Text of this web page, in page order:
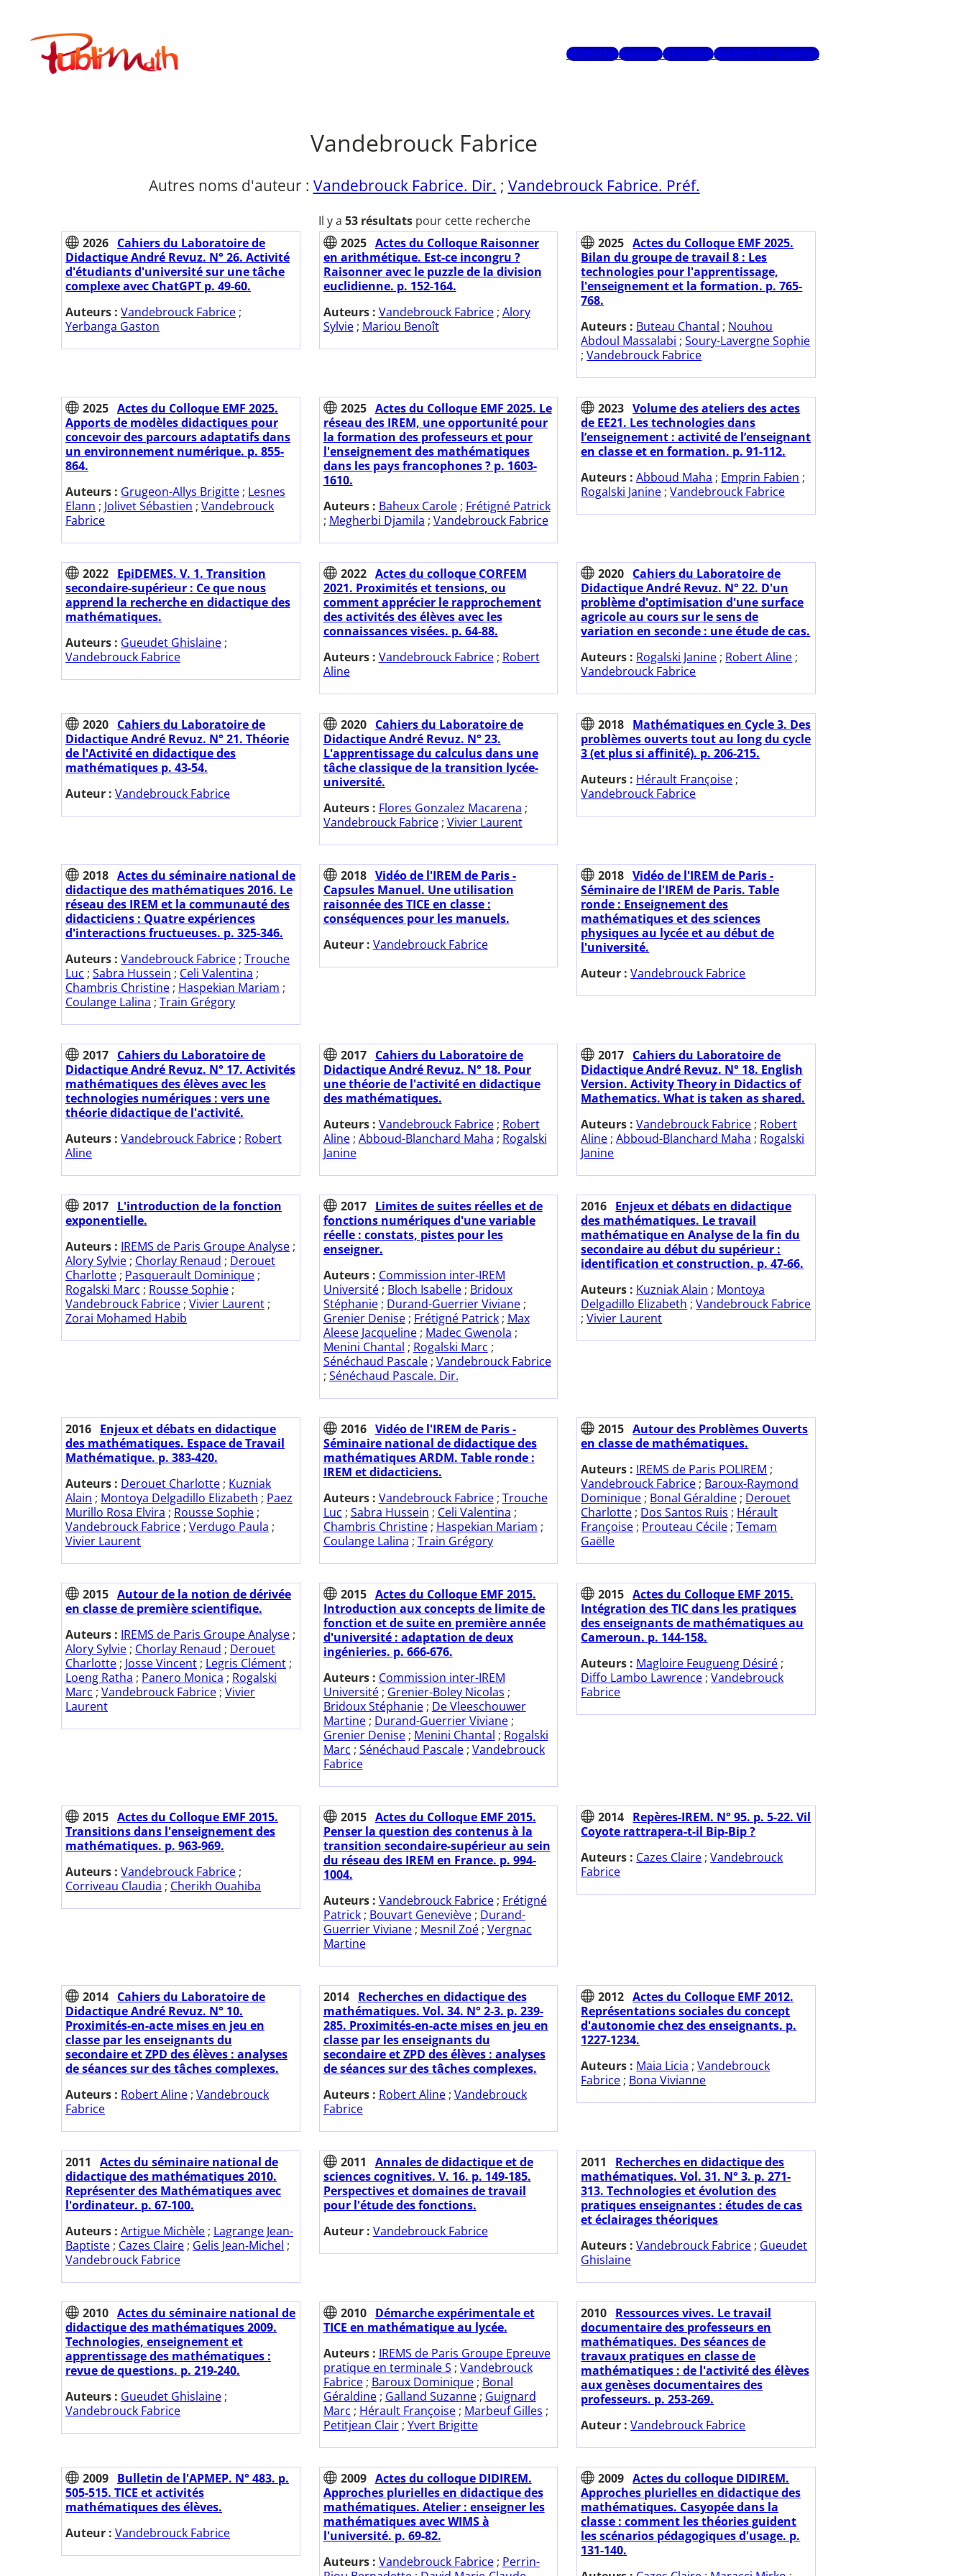
contenuPublimath
Mots-clésAuteursGlossaireRecherche avancée
Vandebrouck Fabrice
Autres noms d'auteur : Vandebrouck Fabrice. Dir. ; Vandebrouck Fabrice. Préf.
Il y a 53 résultatspour cette recherche
2026 Cahiers du Laboratoire de
Didactique André Revuz. N° 26. Activité
d'étudiants d'université sur une tâche
complexe avec ChatGPT p. 49-60.
Auteurs : Vandebrouck Fabrice ;
Yerbanga Gaston
2025 Actes du Colloque Raisonner
en arithmétique. Est-ce incongru ?
Raisonner avec le puzzle de la division
euclidienne. p. 152-164.
Auteurs : Vandebrouck Fabrice; Alory
Sylvie; Mariou Benoît
2025 Actes du Colloque EMF 2025.
Bilan du groupe de travail 8 : Les
technologies pour l'apprentissage,
l'enseignement et la formation. p. 765-
768.
Auteurs : Buteau Chantal ; Nouhou
Abdoul Massalabi ;Soury-Lavergne Sophie
;Vandebrouck Fabrice
2025 Actes du Colloque EMF 2025.
Apports de modèles didactiques pour
concevoir des parcours adaptatifs dans
un environnement numérique. p. 855-
864.
Auteurs : Grugeon-Allys Brigitte ; Lesnes
Elann ; Jolivet Sébastien ; Vandebrouck
Fabrice
2025 Actes du Colloque EMF 2025. Le
réseau des IREM, une opportunité pour
la formation des professeurs et pour
l'enseignement des mathématiques
dans les pays francophones ? p. 1603-
1610.
Auteurs : Baheux Carole; Frétigné Patrick
; Megherbi Djamila ; Vandebrouck Fabrice
2023 Volume des ateliers des actes
de EE21. Les technologies dans
l’enseignement : activité de l’enseignant
en classe et en formation. p. 91-112.
Auteurs :Abboud Maha ; Emprin Fabien ;
Rogalski Janine ;Vandebrouck Fabrice
2022 EpiDEMES. V. 1. Transition
secondaire-supérieur : Ce que nous
apprend la recherche en didactique des
mathématiques.
Auteurs : Gueudet Ghislaine ;
Vandebrouck Fabrice
2022 Actes du colloque CORFEM
2021. Proximités et tensions, ou
comment apprécier le rapprochement
des activités des élèves avec les
connaissances visées. p. 64-88.
Auteurs : Vandebrouck Fabrice; Robert
Aline
2020 Cahiers du Laboratoire de
Didactique André Revuz. N° 22. D'un
problème d'optimisation d'une surface
agricole au cours sur le sens de
variation en seconde : une étude de cas.
Auteurs : Rogalski Janine ; Robert Aline ;
Vandebrouck Fabrice
2020 Cahiers du Laboratoire de
Didactique André Revuz. N° 21. Théorie
de l'Activité en didactique des
mathématiques p. 43-54.
Auteur : Vandebrouck Fabrice
2020
Cahiers du Laboratoire de
Didactique André Revuz. N° 23.
L'apprentissage du calculus dans une
tâche classique de la transition lycée-
université.
Auteurs : Flores Gonzalez Macarena ;
Vandebrouck Fabrice; Vivier Laurent
2018 Mathématiques en Cycle 3. Des
problèmes ouverts tout au long du cycle
3 (et plus si affinité). p. 206-215.
Auteurs : Hérault Françoise ;
Vandebrouck Fabrice
2018 Actes du séminaire national de
didactique des mathématiques 2016. Le
réseau des IREM et la communauté des
didacticiens : Quatre expériences
d'interactions fructueuses. p. 325-346.
Auteurs : Vandebrouck Fabrice ; Trouche
Luc ; Sabra Hussein ; Celi Valentina ;
Chambris Christine ; Haspekian Mariam ;
Coulange Lalina ; Train Grégory
2018 Vidéo de l'IREM de Paris -
Capsules Manuel. Une utilisation
raisonnée des TICE en classe :
conséquences pour les manuels.
Auteur : Vandebrouck Fabrice
2018 Vidéo de l'IREM de Paris -
Séminaire de l'IREM de Paris. Table
ronde : Enseignement des
mathématiques et des sciences
physiques au lycée et au début de
l'université.
Auteur :Vandebrouck Fabrice
2017 Cahiers du Laboratoire de
Didactique André Revuz. N° 17. Activités
mathématiques des élèves avec les
technologies numériques : vers une
théorie didactique de l'activité.
Auteurs : Vandebrouck Fabrice ; Robert
Aline
2017
Cahiers du Laboratoire de
Didactique André Revuz. N° 18. Pour
une théorie de l'activité en didactique
des mathématiques.
Auteurs : Vandebrouck Fabrice; Robert
Aline; Abboud-Blanchard Maha ; Rogalski
Janine
2017 Cahiers du Laboratoire de
Didactique André Revuz. N° 18. English
Version. Activity Theory in Didactics of
Mathematics. What is taken as shared.
Auteurs :Vandebrouck Fabrice ; Robert
Aline ;Abboud-Blanchard Maha ; Rogalski
Janine
2017 L'introduction de la fonction
exponentielle.
Auteurs : IREMS de Paris Groupe Analyse ;
Alory Sylvie ; Chorlay Renaud ; Derouet
Charlotte ; Pasquerault Dominique ;
Rogalski Marc ; Rousse Sophie ;
Vandebrouck Fabrice ; Vivier Laurent ;
Zorai Mohamed Habib
2017
Limites de suites réelles et de
fonctions numériques d'une variable
réelle : constats, pistes pour les
enseigner.
Auteurs : Commission inter-IREM
Université; Bloch Isabelle; Bridoux
Stéphanie; Durand-Guerrier Viviane;
Grenier Denise; Frétigné Patrick; Max
Aleese Jacqueline; Madec Gwenola ;
Menini Chantal ; Rogalski Marc ;
Sénéchaud Pascale; Vandebrouck Fabrice
; Sénéchaud Pascale. Dir.
2016 Enjeux et débats en didactique
des mathématiques. Le travail
mathématique en Analyse de la fin du
secondaire au début du supérieur :
identification et construction. p. 47-66.
Auteurs : Kuzniak Alain ; Montoya
Delgadillo Elizabeth ;Vandebrouck Fabrice
;Vivier Laurent
2016 Enjeux et débats en didactique
des mathématiques. Espace de Travail
Mathématique. p. 383-420.
Auteurs : Derouet Charlotte ; Kuzniak
Alain ; Montoya Delgadillo Elizabeth ; Paez
Murillo Rosa Elvira ; Rousse Sophie ;
Vandebrouck Fabrice ; Verdugo Paula ;
Vivier Laurent
2016 Vidéo de l'IREM de Paris -
Séminaire national de didactique des
mathématiques ARDM. Table ronde :
IREM et didacticiens.
Auteurs : Vandebrouck Fabrice; Trouche
Luc ; Sabra Hussein ; Celi Valentina ;
Chambris Christine; Haspekian Mariam ;
Coulange Lalina ; Train Grégory
2015 Autour des Problèmes Ouverts
en classe de mathématiques.
Auteurs : IREMS de Paris POLIREM ;
Vandebrouck Fabrice ; Baroux-Raymond
Dominique ; Bonal Géraldine ; Derouet
Charlotte ; Dos Santos Ruis ; Hérault
Françoise ; Prouteau Cécile ;Temam
Gaëlle
2015 Autour de la notion de dérivée
en classe de première scientifique.
Auteurs : IREMS de Paris Groupe Analyse ;
Alory Sylvie ; Chorlay Renaud ; Derouet
Charlotte ; Josse Vincent ; Legris Clément ;
Loeng Ratha ; Panero Monica ; Rogalski
Marc ; Vandebrouck Fabrice ; Vivier
Laurent
2015 Actes du Colloque EMF 2015.
Introduction aux concepts de limite de
fonction et de suite en première année
d'université : adaptation de deux
ingénieries. p. 666-676.
Auteurs : Commission inter-IREM
Université; Grenier-Boley Nicolas ;
Bridoux Stéphanie; De Vleeschouwer
Martine; Durand-Guerrier Viviane;
Grenier Denise; Menini Chantal ; Rogalski
Marc ; Sénéchaud Pascale; Vandebrouck
Fabrice
2015 Actes du Colloque EMF 2015.
Intégration des TIC dans les pratiques
des enseignants de mathématiques au
Cameroun. p. 144-158.
Auteurs : Magloire Feugueng Désiré ;
Diffo Lambo Lawrence ;Vandebrouck
Fabrice
2015 Actes du Colloque EMF 2015.
Transitions dans l'enseignement des
mathématiques. p. 963-969.
Auteurs : Vandebrouck Fabrice ;
Corriveau Claudia ; Cherikh Ouahiba
2015 Actes du Colloque EMF 2015.
Penser la question des contenus à la
transition secondaire-supérieur au sein
du réseau des IREM en France. p. 994-
1004.
Auteurs : Vandebrouck Fabrice; Frétigné
Patrick; Bouvart Geneviève; Durand-
Guerrier Viviane; Mesnil Zoé; Vergnac
Martine
2014 Repères-IREM. N° 95. p. 5-22. Vil
Coyote rattrapera-t-il Bip-Bip ?
Auteurs : Cazes Claire ;Vandebrouck
Fabrice
2014 Cahiers du Laboratoire de
Didactique André Revuz. N° 10.
Proximités-en-acte mises en jeu en
classe par les enseignants du
secondaire et ZPD des élèves : analyses
de séances sur des tâches complexes.
Auteurs : Robert Aline ; Vandebrouck
Fabrice
2014
Recherches en didactique des
mathématiques. Vol. 34. N° 2-3. p. 239-
285. Proximités-en-acte mises en jeu en
classe par les enseignants du
secondaire et ZPD des élèves : analyses
de séances sur des tâches complexes.
Auteurs : Robert Aline; Vandebrouck
Fabrice
2012 Actes du Colloque EMF 2012.
Représentations sociales du concept
d'autonomie chez des enseignants. p.
1227-1234.
Auteurs : Maia Licia ;Vandebrouck
Fabrice ; Bona Vivianne
2011
Actes du séminaire national de
didactique des mathématiques 2010.
Représenter des Mathématiques avec
l'ordinateur. p. 67-100.
Auteurs : Artigue Michèle ; Lagrange Jean-
Baptiste ; Cazes Claire ; Gelis Jean-Michel ;
Vandebrouck Fabrice
2011
Annales de didactique et de
sciences cognitives. V. 16. p. 149-185.
Perspectives et domaines de travail
pour l'étude des fonctions.
Auteur : Vandebrouck Fabrice
2011
Recherches en didactique des
mathématiques. Vol. 31. N° 3. p. 271-
313. Technologies et évolution des
pratiques enseignantes : études de cas
et éclairages théoriques
Auteurs :Vandebrouck Fabrice ; Gueudet
Ghislaine
2010 Actes du séminaire national de
didactique des mathématiques 2009.
Technologies, enseignement et
apprentissage des mathématiques :
revue de questions. p. 219-240.
Auteurs : Gueudet Ghislaine ;
Vandebrouck Fabrice
2010
Démarche expérimentale et
TICE en mathématique au lycée.
Auteurs : IREMS de Paris Groupe Epreuve
pratique en terminale S ; Vandebrouck
Fabrice; Baroux Dominique; Bonal
Géraldine; Galland Suzanne; Guignard
Marc ; Hérault Françoise; Marbeuf Gilles ;
Petitjean Clair; Yvert Brigitte
2010 Ressources vives. Le travail
documentaire des professeurs en
mathématiques. Des séances de
travaux pratiques en classe de
mathématiques : de l'activité des élèves
aux genèses documentaires des
professeurs. p. 253-269.
Auteur :Vandebrouck Fabrice
2009 Bulletin de l'APMEP. N° 483. p.
505-515. TICE et activités
mathématiques des élèves.
Auteur : Vandebrouck Fabrice
2009 Actes du colloque DIDIREM.
Approches plurielles en didactique des
mathématiques. Atelier : enseigner les
mathématiques avec WIMS à
l'université. p. 69-82.
Auteurs : Vandebrouck Fabrice; Perrin-
2009 Actes du colloque DIDIREM.
Approches plurielles en didactique des
mathématiques. Casyopée dans la
classe : comment les théories guident
les scénarios pédagogiques d'usage. p.
131-140.